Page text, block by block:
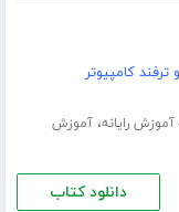
کامپیوتر
آموزش رایانه،آموزش
دانلود کتاب